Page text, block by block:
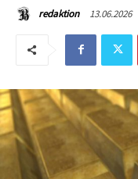
redaktion 13.06.2026